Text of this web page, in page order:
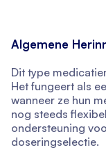
Algemene
Dit type
Het fungeert als
wanneer ze hun
nog steeds
ondersteuning
doseringselectie.